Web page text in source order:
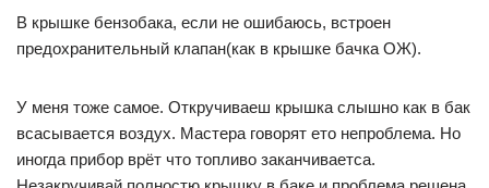
В крышке бензобака, если не ошибаюсь, встроен
предохранительный клапан(как в крышке бачка ОЖ).
У меня тоже самое. Откручиваеш крышка слышно как в бак
всасывается воздух. Мастера говорят ето непроблема. Но
иногда прибор врёт что топливо заканчиваетса.